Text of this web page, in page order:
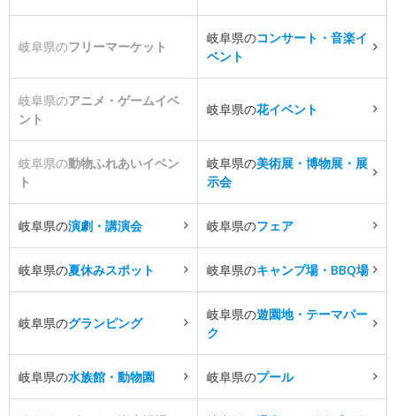
岐阜県のフリーマーケット
岐阜県のコンサート・音楽イ
ベント
岐阜県のアニメ・ゲームイベ
ント
岐阜県の花イベント
岐阜県の動物ふれあいイベン
ト
岐阜県の美術展・博物展・展
示会
岐阜県の演劇・講演会 岐阜県のフェア
岐阜県の夏休みスポット 岐阜県のキャンプ場・BBQ場
岐阜県のグランピング
岐阜県の遊園地・テーマパー
ク
岐阜県の水族館・動物園 岐阜県のプール